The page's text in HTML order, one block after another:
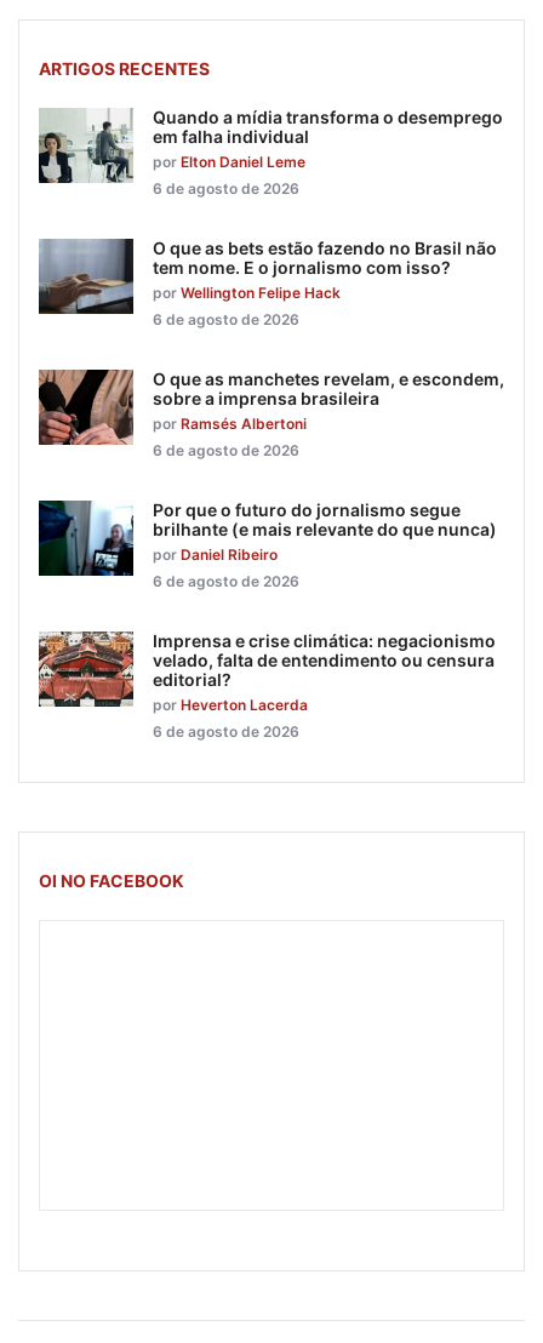
ARTIGOS RECENTES
Quando a mídia transforma o desemprego
em falha individual
por Elton Daniel Leme
6 de agosto de 2026
O que as bets estão fazendo no Brasil não
tem nome. E o jornalismo com isso?
por Wellington Felipe Hack
6 de agosto de 2026
O que as manchetes revelam, e escondem,
sobre a imprensa brasileira
por Ramsés Albertoni
6 de agosto de 2026
Por que o futuro do jornalismo segue
brilhante (e mais relevante do que nunca)
por Daniel Ribeiro
6 de agosto de 2026
Imprensa e crise climática: negacionismo
velado, falta de entendimento ou censura
editorial?
por Heverton Lacerda
6 de agosto de 2026
OI NO FACEBOOK